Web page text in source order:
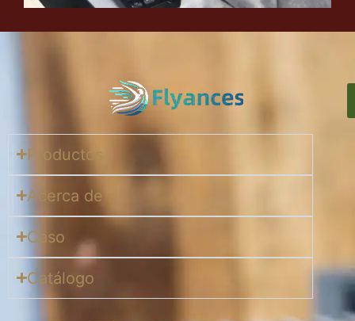
Productos
Acerca de
Caso
Catálogo